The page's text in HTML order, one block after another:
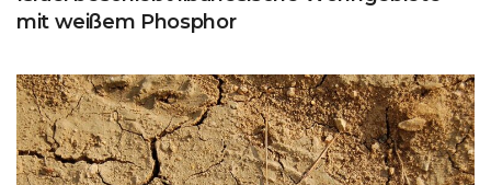
mit weißem Phosphor